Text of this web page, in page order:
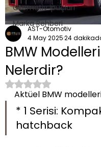
Otomotiv İpuçları
Marka Rehberi
BMW Modelleri
Nelerdir?
AST-Otomotiv
4 May 202524
5 üzerinden NaN yıldız
Aktüel BMW
* 1 Serisi:
hatchback